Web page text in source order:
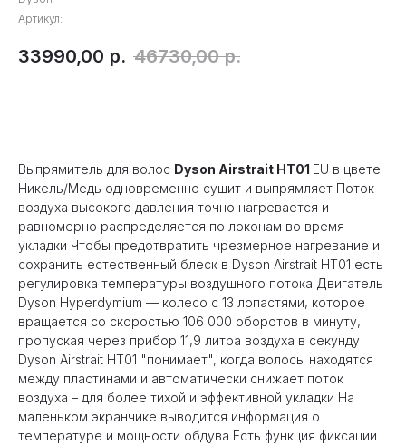
Артикул:
33990,00 р. 46730,00 р.
Выпрямитель для волос Dyson Airstrait HT01 EU в цвете
Никель/Медь одновременно сушит и выпрямляет Поток
воздуха высокого давления точно нагревается и
равномерно распределяется по локонам во время
укладки Чтобы предотвратить чрезмерное нагревание и
сохранить естественный блеск в Dyson Airstrait HT01 есть
регулировка температуры воздушного потока Двигатель
Dyson Hyperdymium — колесо с 13 лопастями, которое
вращается со скоростью 106 000 оборотов в минуту,
пропуская через прибор 11,9 литра воздуха в секунду
Dyson Airstrait HT01 "понимает", когда волосы находятся
между пластинами и автоматически снижает поток
воздуха – для более тихой и эффективной укладки На
маленьком экранчике выводится информация о
температуре и мощности обдува Есть функция фиксации